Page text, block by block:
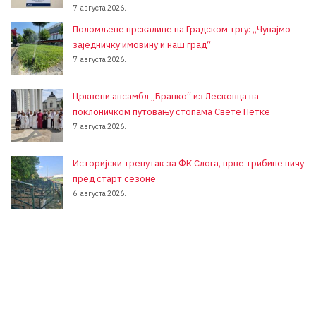
7. августа 2026.
Поломљене прскалице на Градском тргу: „Чувајмо
заједничку имовину и наш град“
7. августа 2026.
Црквени ансамбл „Бранко“ из Лесковца на
поклоничком путовању стопама Свете Петке
7. августа 2026.
Историјски тренутак за ФК Слога, прве трибине ничу
пред старт сезоне
6. августа 2026.